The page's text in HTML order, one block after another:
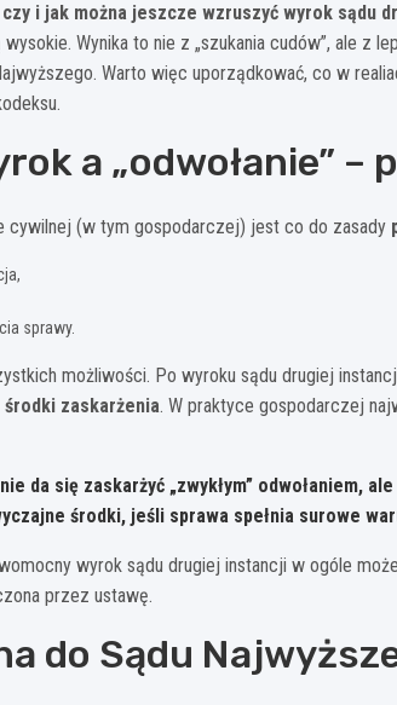
czy i jak można jeszcze wzruszyć wyrok sądu
Wynika to nie z „szukania cudów”, ale z
Warto więc uporządkować, co w
a „odwołanie” –
cywilnej (w tym gospodarczej) jest co do zasady
sprawy.
możliwości. Po wyroku sądu drugiej
środki zaskarżenia. W praktyce gospodarczej
da się zaskarżyć „zwykłym” odwołaniem,
środki, jeśli sprawa spełnia surowe
wyrok sądu drugiej instancji w ogóle
przez ustawę.
do Sądu